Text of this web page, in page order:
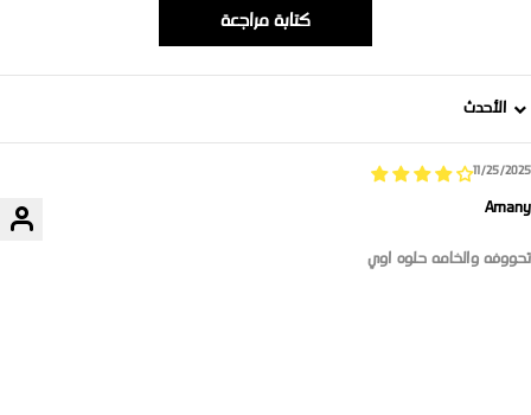
كتابة مراجعة
Sort by
11/25/2025
Amany
تحووفه والخامه حلوه اوي